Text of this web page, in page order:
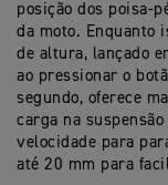
posição dos poisa-
da moto. Enquanto
de altura, lançado
ao pressionar o
segundo, oferece
carga na
velocidade para
até 20 mm para